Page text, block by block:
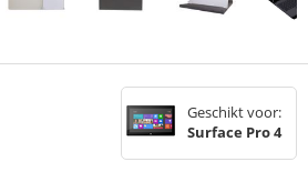
Geschikt voor:
Surface Pro 4